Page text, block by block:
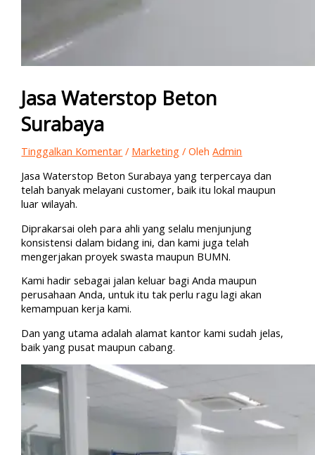
Jasa Waterstop Beton
Surabaya
Tinggalkan Komentar / Marketing / OlehAdmin
Jasa Waterstop Beton Surabaya yang terpercaya dan
telah banyak melayani customer, baik itu lokal maupun
luar wilayah.
Diprakarsai oleh para ahli yang selalu menjunjung
konsistensi dalam bidang ini, dan kami juga telah
mengerjakan proyek swasta maupun BUMN.
Kami hadir sebagai jalan keluar bagi Anda maupun
perusahaan Anda, untuk itu tak perlu ragu lagi akan
kemampuan kerja kami.
Dan yang utama adalah alamat kantor kami sudah jelas,
baik yang pusat maupun cabang.